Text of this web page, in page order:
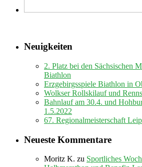
Neuigkeiten
2. Platz bei den Sächsischen
Biathlon
Erzgebirgsspiele Biathlon in
Wolkser Rollskilauf und
Bahnlauf am 30.4. und
1.5.2022
67. Regionalmeisterschaft
Neueste Kommentare
Moritz K. zu Sportliches